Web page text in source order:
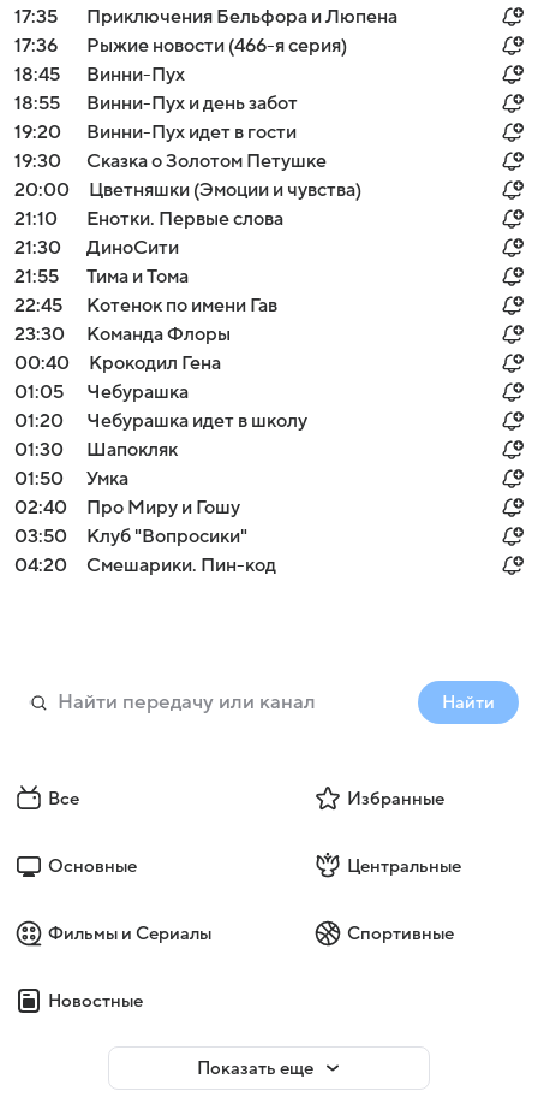
17:35
Приключения Бельфора и Люпена
17:36
Рыжие новости (466-я серия)
18:45
Винни-Пух
18:55
Винни-Пух и день забот
19:20
Винни-Пух идет в гости
19:30
Сказка о Золотом Петушке
20:00
Цветняшки (Эмоции и чувства)
21:10
Енотки. Первые слова
21:30
ДиноСити
21:55
Тима и Тома
22:45
Котенок по имени Гав
23:30
Команда Флоры
00:40
Крокодил Гена
01:05
Чебурашка
01:20
Чебурашка идет в школу
01:30
Шапокляк
01:50
Умка
02:40
Про Миру и Гошу
03:50
Клуб "Вопросики"
04:20
Смешарики. Пин-код
Найти
Все Избранные
Основные Центральные
Фильмы и Сериалы Спортивные
Новостные
Показать еще